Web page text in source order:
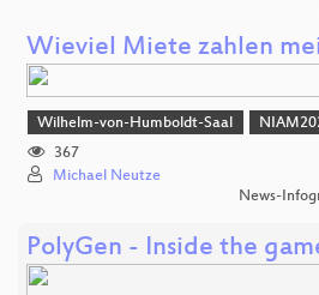
Wieviel Miete zahlen
Wilhelm-von-Humboldt-Saal
367
Michael Neutze
News-
PolyGen - Inside the